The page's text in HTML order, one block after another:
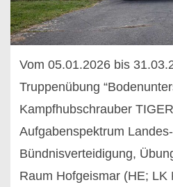
Vom 05.01.2026 bis
Truppenübung
Kampfhubschrauber
Aufgabenspektrum
Bündnisverteidigung,
Raum Hofgeismar (HE; LK